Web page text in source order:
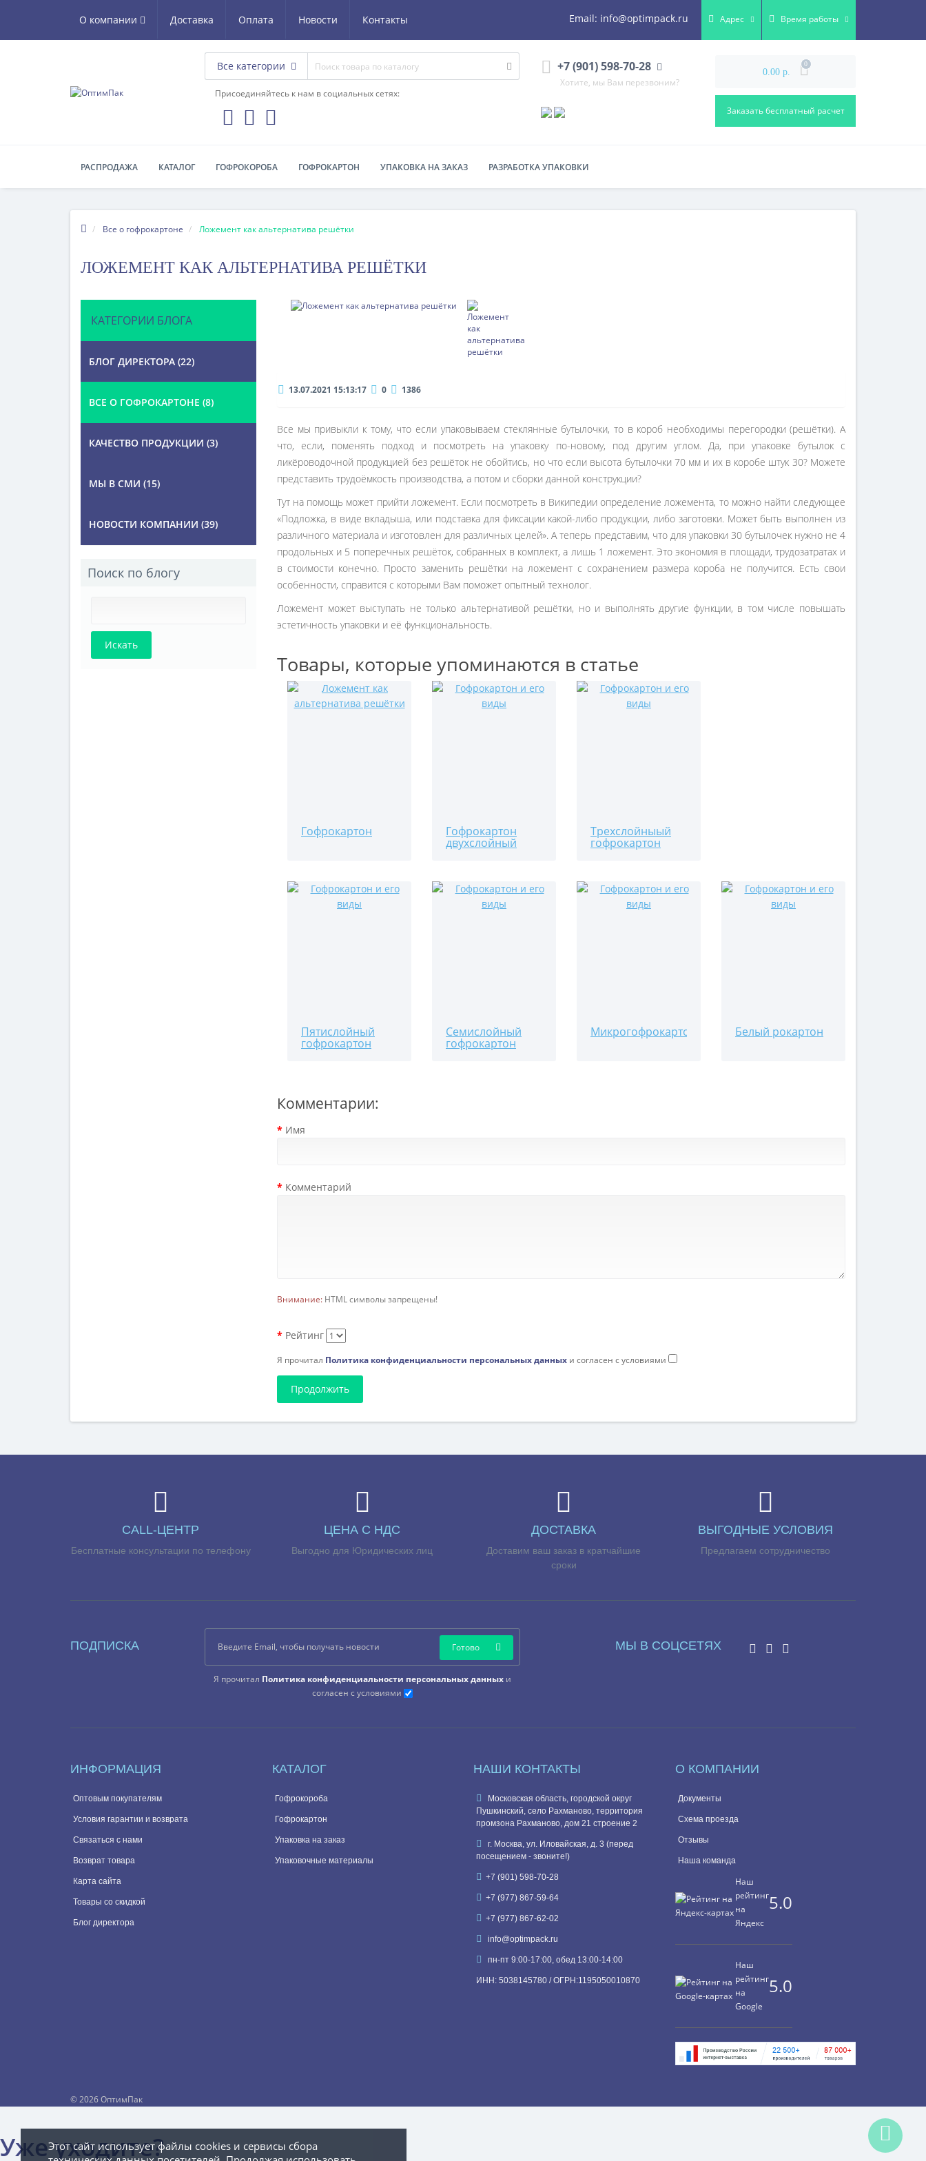
О компании Доставка Оплата Новости Контакты Email: info@optimpack.ru Адрес Время работы
Все категории
Присоединяйтесь к нам в социальных сетях:
+7 (901) 598-70-28
Хотите, мы Вам перезвоним?
0.00 р.
0
Заказать бесплатный расчет
РАСПРОДАЖА КАТАЛОГ ГОФРОКОРОБА ГОФРОКАРТОН УПАКОВКА НА ЗАКАЗ РАЗРАБОТКА УПАКОВКИ
Все о гофрокартоне Ложемент как альтернатива решётки
ЛОЖЕМЕНТ КАК АЛЬТЕРНАТИВА РЕШЁТКИ
КАТЕГОРИИ БЛОГА
БЛОГ ДИРЕКТОРА (22)
ВСЕ О ГОФРОКАРТОНЕ (8)
КАЧЕСТВО ПРОДУКЦИИ (3)
МЫ В СМИ (15)
НОВОСТИ КОМПАНИИ (39)
Поиск по блогу
13.07.2021 15:13:17 0 1386
Все мы привыкли к тому, что если упаковываем стеклянные бутылочки, то в короб необходимы перегородки (решётки). А
что, если, поменять подход и посмотреть на упаковку по-новому, под другим углом. Да, при упаковке бутылок с
ликёроводочной продукцией без решёток не обойтись, но что если высота бутылочки 70 мм и их в коробе штук 30? Можете
представить трудоёмкость производства, а потом и сборки данной конструкции?
Тут на помощь может прийти ложемент. Если посмотреть в Википедии определение ложемента, то можно найти следующее
«Подложка, в виде вкладыша, или подставка для фиксации какой-либо продукции, либо заготовки. Может быть выполнен из
различного материала и изготовлен для различных целей». А теперь представим, что для упаковки 30 бутылочек нужно не 4
продольных и 5 поперечных решёток, собранных в комплект, а лишь 1 ложемент. Это экономия в площади, трудозатратах и
в стоимости конечно. Просто заменить решётки на ложемент с сохранением размера короба не получится. Есть свои
особенности, справится с которыми Вам поможет опытный технолог.
Ложемент может выступать не только альтернативой решётки, но и выполнять другие функции, в том числе повышать
эстетичность упаковки и её функциональность.
Товары, которые упоминаются в статье
Гофрокартон Гофрокартон
двухслойный
Трехслойныый
гофрокартон
Пятислойный
гофрокартон
Семислойный
гофрокартон
Микрогофрокартон Белый рокартон
Комментарии:
Имя
Комментарий
Внимание: HTML символы запрещены!
Рейтинг
Я прочитал Политика конфиденциальности персональных данных и согласен с условиями
Продолжить
CALL-ЦЕНТР
Бесплатные консультации по телефону
ЦЕНА С НДС
Выгодно для Юридических лиц
ДОСТАВКА
Доставим ваш заказ в кратчайшие
сроки
ВЫГОДНЫЕ УСЛОВИЯ
Предлагаем сотрудничество
ПОДПИСКА
Я прочитал Политика конфиденциальности персональных данныхи
согласен с условиями
Готово МЫ В СОЦСЕТЯХ
ИНФОРМАЦИЯ
Оптовым покупателям
Условия гарантии и возврата
Связаться с нами
Возврат товара
Карта сайта
Товары со скидкой
Блог директора
КАТАЛОГ
Гофрокороба
Гофрокартон
Упаковка на заказ
Упаковочные материалы
НАШИ КОНТАКТЫ
Московская область, городской округ
Пушкинский, село Рахманово, территория
промзона Рахманово, дом 21 строение 2
г. Москва, ул. Иловайская, д. 3 (перед
посещением - звоните!)
+7 (901) 598-70-28
+7 (977) 867-59-64
+7 (977) 867-62-02
info@optimpack.ru
пн-пт 9:00-17:00, обед 13:00-14:00
ИНН: 5038145780 / ОГРН:1195050010870
О КОМПАНИИ
Документы
Схема проезда
Отзывы
Наша команда
Наш
рейтинг
на
Яндекс
5.0
Наш
рейтинг
на
Google
5.0
©2026 ОптимПак
Этот сайт использует файлы cookies и сервисы сбора
Уже уходите?